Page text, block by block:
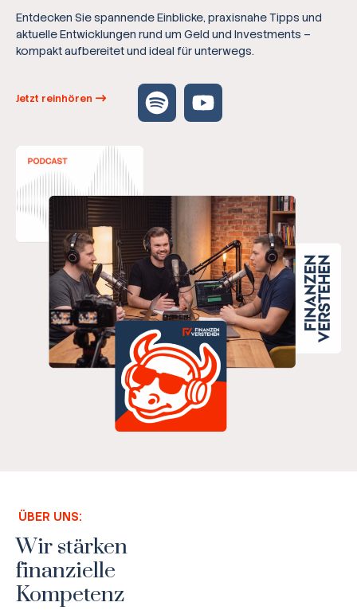
Entdecken Sie spannende Einblicke, praxisnahe Tipps und
aktuelle Entwicklungen rund um Geld und Investments –
kompakt aufbereitet und ideal für unterwegs.
Jetzt reinhören
ÜBER UNS:
Wir stärken
finanzielle
Kompetenz